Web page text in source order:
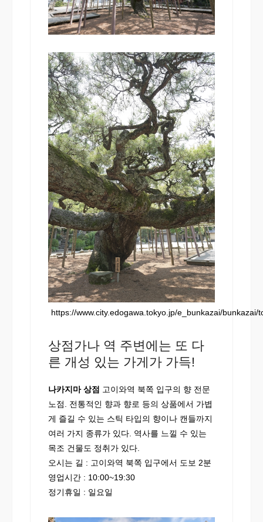
https://www.city.edogawa.tokyo.jp/e_bunkazai/
상점가나 역 주변에는 또 다
른 개성 있는 가게가 가득!
나카지마 상점 고이와역 북쪽 입구의 향 전문
노점. 전통적인 향과 향로 등의 상품에서 가볍
게 즐길 수 있는 스틱 타입의 향이나 캔들까지
여러 가지 종류가 있다. 역사를 느낄 수 있는
목조 건물도 정취가 있다.
오시는 길 : 고이와역 북쪽 입구에서 도보 2분
영업시간 : 10:00~19:30
정기휴일 : 일요일